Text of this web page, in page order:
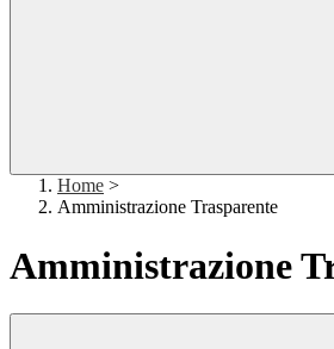
Home >
Amministrazione Trasparente
Amministrazione